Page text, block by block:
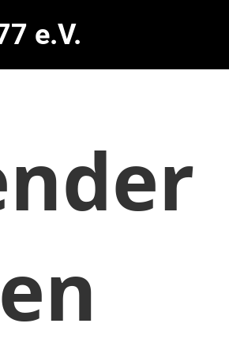
e.V.